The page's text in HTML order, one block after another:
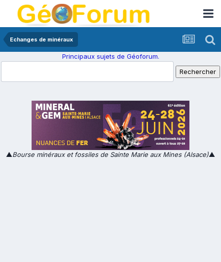
Echanges de minéraux
Principaux sujets de Géoforum.
▲Bourse minéraux et fossiles de Sainte Marie aux Mines (Alsace)▲